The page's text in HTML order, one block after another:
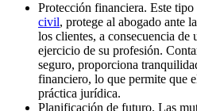
Protección financiera. Este tipo
civil, protege al abogado ante
los clientes, a consecuencia de
ejercicio de su profesión.
seguro, proporciona
financiero, lo que permite que
práctica jurídica.
Planificación de futuro. Las